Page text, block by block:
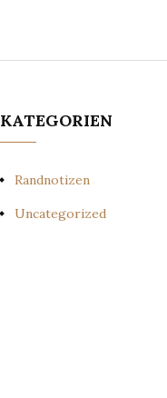
KATEGORIEN
Randnotizen
Uncategorized